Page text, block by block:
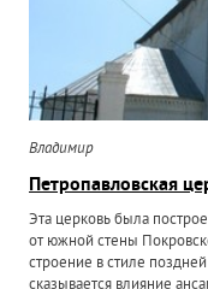
Владимир
Петропавловская
Эта церковь была
от южной стены
строение в стиле